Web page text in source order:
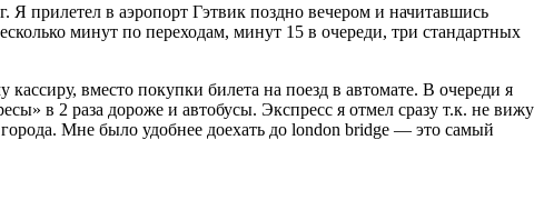
прилетел в аэропорт Гэтвик поздно вечером и начитавшись
минут по переходам, минут 15 в очереди, три стандартных
вместо покупки билета на поезд в автомате. В очереди я
в 2 раза дороже и автобусы. Экспресс я отмел сразу т.к. не вижу
Мне было удобнее доехать до london bridge — это самый